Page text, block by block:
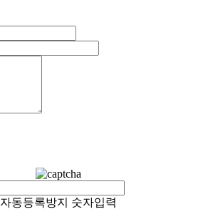
자동등록방지 숫자입력